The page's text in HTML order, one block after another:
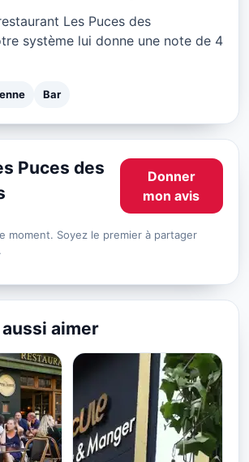
Les Puces des
système lui donne une note de 4
Bar
Puces des
Donner
mon avis
moment. Soyez le premier à partager
aimer